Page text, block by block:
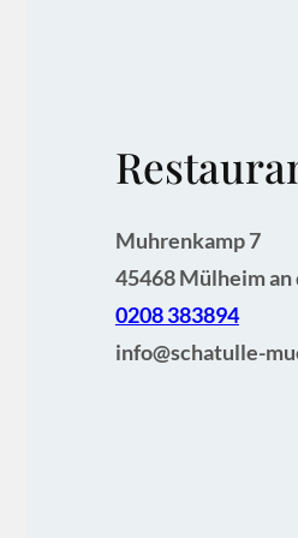
Muhrenkamp 7
45468 Mülheim an
0208 383894
info@schatulle-